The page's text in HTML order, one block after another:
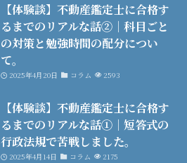
【体験談】不動産鑑定士に合格す
るまでのリアルな話②│科目ごと
の対策と勉強時間の配分につい
て。
2025年4月20日 コラム 2593
【体験談】不動産鑑定士に合格す
るまでのリアルな話①│短答式の
行政法規で苦戦しました。
2025年4月14日 コラム 2175